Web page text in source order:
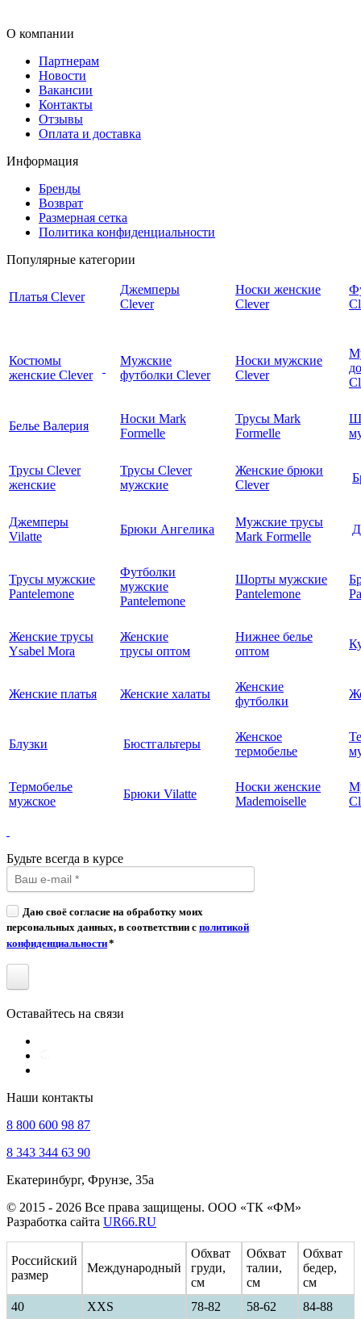
О компании
Партнерам
Новости
Вакансии
Контакты
Отзывы
Оплата и доставка
Информация
Бренды
Возврат
Размерная сетка
Политика конфиденциальности
Популярные категории
Платья Clever
Джемперы
Clever
Носки женские
Clever
Костюмы
женские Clever
Мужские
футболки Clever
Носки мужские
Clever
Белье Валерия
Носки Mark
Formelle
Трусы Mark
Formelle
Трусы Clever
женские
Трусы Clever
мужские
Женские брюки
Clever
Джемперы
Vilatte
Брюки Ангелика
Мужские трусы
Mark Formelle
Трусы мужские
Pantelemone
Футболки
мужские
Pantelemone
Шорты мужские
Pantelemone
Женские трусы
Ysabel Mora
Женские
трусы оптом
Нижнее белье
оптом
Женские платья Женские халаты
Женские
футболки
Блузки Бюстгальтеры
Женское
термобелье
Термобелье
мужское
Брюки Vilatte
Носки женские
Mademoiselle
Будьте всегда в курсе
Даю своё согласие на обработку моих
персональных данных, в соответствии с политикой
конфиденциальности*
Оставайтесь на связи
Наши контакты
8 800 600 98 87
8 343 344 63 90
Екатеринбург, Фрунзе, 35а
© 2015 - 2026 Все права защищены. ООО «ТК «ФМ»
Разработка сайта UR66.RU
Российский
размер
Международный
Обхват
груди,
см
Обхват
талии,
см
Обхват
бедер,
см
40
ХXS 78-82 58-62 84-88